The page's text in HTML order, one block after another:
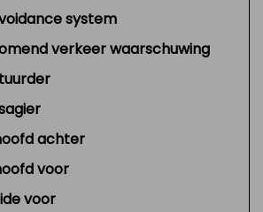
system
verkeer waarschuwing
achter
voor
voor